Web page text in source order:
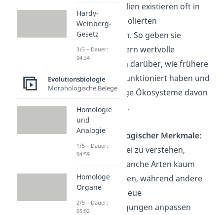
Lebende Fossilien existieren oft in
stabilen und isolierten
Lebensräumen. So geben sie
Wissenschaftlern wertvolle
Informationen darüber, wie frühere
Ökosysteme funktioniert haben und
wie sich heutige Ökosysteme davon
unterscheiden.
Konstanz biologischer Merkmale:
Sie helfen dabei zu verstehen,
warum sich manche Arten kaum
verändert haben, während andere
sich stark an neue
Umweltbedingungen anpassen
Hardy-
Weinberg-
Gesetz
3/3 – Dauer:
04:34
Evolutionsbiologie
Morphologische Belege
Homologie
und
Analogie
1/5 – Dauer:
04:59
Homologe
Organe
2/5 – Dauer:
05:02